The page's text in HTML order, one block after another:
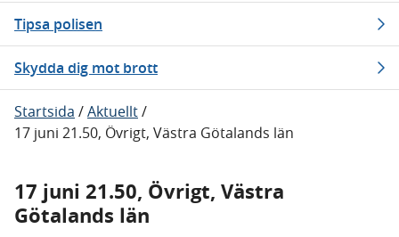
Tipsa polisen
Skydda dig mot brott
Startsida /Aktuellt/
17 juni 21.50, Övrigt, Västra Götalands län
17 juni 21.50, Övrigt, Västra
Götalands län